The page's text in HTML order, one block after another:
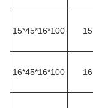
15*45*16*100 15
16*45*16*100 16